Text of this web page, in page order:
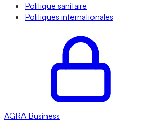
Politique sanitaire
Politiques internationales
AGRA Business